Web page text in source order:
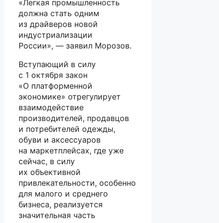
«Легкая промышленность
должна стать одним
из драйверов новой
индустриализации
России», — заявил Морозов.
Вступающий в силу
с 1 октября закон
«О платформенной
экономике» отрегулирует
взаимодействие
производителей, продавцов
и потребителей одежды,
обуви и аксессуаров
на маркетплейсах, где уже
сейчас, в силу
их объективной
привлекательности, особенно
для малого и среднего
бизнеса, реализуется
значительная часть